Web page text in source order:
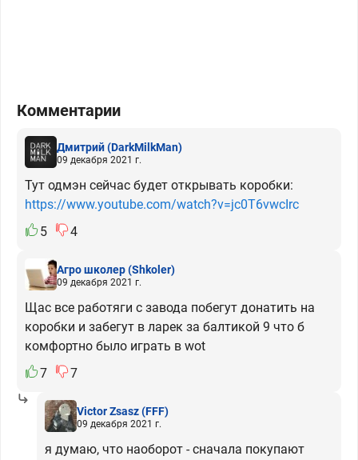
Комментарии
Дмитрий(DarkMilkMan)
09 декабря 2021 г.
Тут одмэн сейчас будет открывать коробки:
https://www.youtube.com/watch?v=jc0T6vwcIrc
5
4
Агро школер(Shkoler)
09 декабря 2021 г.
Щас все работяги с завода побегут донатить на
коробки и забегут в ларек за балтикой 9 что б
комфортно было играть в wot
7
7
Victor Zsasz(FFF)
09 декабря 2021 г.
я думаю, что наоборот - сначала покупают